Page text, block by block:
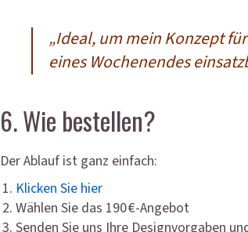
„Ideal, um mein Konzept
eines Wochenendes
6. Wie bestellen?
Der Ablauf ist ganz einfach:
Klicken Sie hier
Wählen Sie das 190 €-Angebot
Senden Sie uns Ihre Designvorgaben